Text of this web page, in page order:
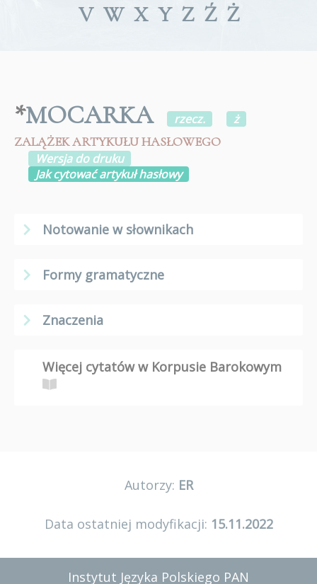
V W X Y Z Ź Ż
*MOCARKA rzecz.
ż
ZALĄŻEK ARTYKUŁU HASŁOWEGO
Wersja do druku
Jak cytować artykuł hasłowy
Notowanie w słownikach
Formy gramatyczne
Znaczenia
Więcej cytatów w Korpusie Barokowym
Autorzy: ER
Data ostatniej modyfikacji: 15.11.2022
Instytut Języka Polskiego PAN